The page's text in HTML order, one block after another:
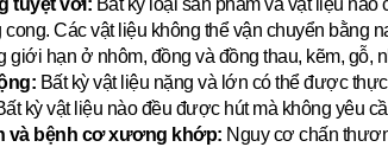
tuyệt vời: Bất kỳ loại sản phẩm và vật liệu
cong. Các vật liệu không thể vận chuyển bằng
giới hạn ở nhôm, đồng và đồng thau, kẽm,
Bất kỳ vật liệu nặng và lớn có thể được
kỳ vật liệu nào đều được hút mà không yêu
và bệnh cơ xương khớp: Nguy cơ chấn